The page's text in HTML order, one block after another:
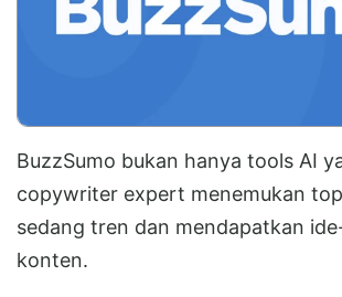
BuzzSumo bukan hanya tools AI
copywriter expert menemukan
sedang tren dan mendapatkan
konten.